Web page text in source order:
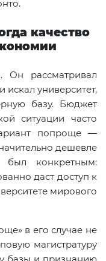
качество
Он рассматривал
университет,
базу. Бюджет
ситуации часто
попроще —
дешевле
конкретным:
даст доступ к
мирового
в его случае не
магистратуру